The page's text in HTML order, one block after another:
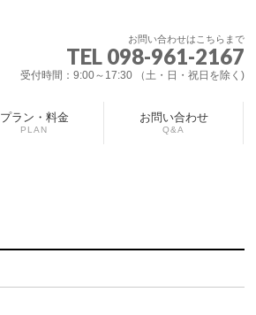
お問い合わせはこちらまで
TEL 098-961-2167
受付時間：9:00～17:30 （土・日・祝日を除く)
プラン・料金
PLAN
お問い合わせ
Q&A